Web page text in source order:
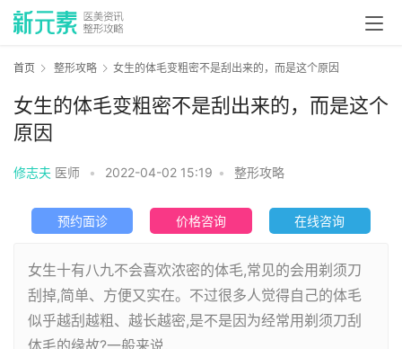
首页 整形攻略 女生的体毛变粗密不是刮出来的，而是这个原因
女生的体毛变粗密不是刮出来的，而是这个
原因
修志夫 医师 • 2022-04-02 15:19 • 整形攻略
预约面诊 价格咨询 在线咨询
女生十有八九不会喜欢浓密的体毛,常见的会用剃须刀
刮掉,简单、方便又实在。不过很多人觉得自己的体毛
似乎越刮越粗、越长越密,是不是因为经常用剃须刀刮